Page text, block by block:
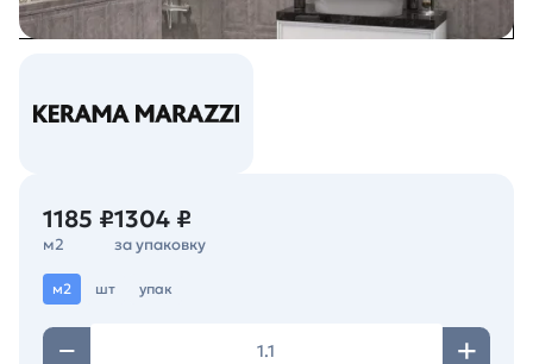
1185 ₽
м2
1304 ₽
за упаковку
м2 шт упак